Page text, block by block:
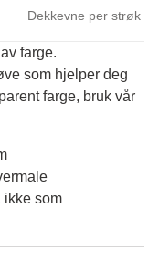
Dekkevne per strøk
farge.
som hjelper deg
farge, bruk vår
ikke som